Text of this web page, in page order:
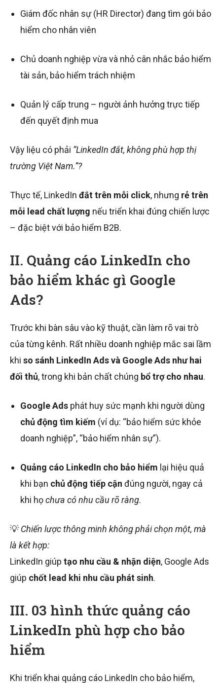
Giám đốc nhân sự (HR Director) đang tìm gói bảo
hiểm cho nhân viên
Chủ doanh nghiệp vừa và nhỏ cân nhắc bảo hiểm
tài sản, bảo hiểm trách nhiệm
Quản lý cấp trung – người ảnh hưởng trực tiếp
đến quyết định mua
Vậy liệu có phải “LinkedIn đắt, không phù hợp thị
trường Việt Nam.”?
Thực tế, LinkedIn đắt trên mỗi click, nhưng rẻ trên
mỗi lead chất lượng nếu triển khai đúng chiến lược
– đặc biệt với bảo hiểm B2B.
II. Quảng cáo LinkedIn cho
bảo hiểm khác gì Google
Ads?
Trước khi bàn sâu vào kỹ thuật, cần làm rõ vai trò
của từng kênh. Rất nhiều doanh nghiệp mắc sai lầm
khi so sánh LinkedIn Ads và Google Ads như hai
đối thủ, trong khi bản chất chúng bổ trợ cho nhau.
Google Ads phát huy sức mạnh khi người dùng
chủ động tìm kiếm (ví dụ: “bảo hiểm sức khỏe
doanh nghiệp”, “bảo hiểm nhân sự”).
Quảng cáo LinkedIn cho bảo hiểm lại hiệu quả
khi bạn chủ động tiếp cận đúng người, ngay cả
khi họchưa có nhu cầu rõ ràng.
💡 Chiến lược thông minh không phải chọn một, mà
là kết hợp:
LinkedIn giúp tạo nhu cầu & nhận diện, Google Ads
giúp chốt lead khi nhu cầu phát sinh.
III. 03 hình thức quảng cáo
LinkedIn phù hợp cho bảo
hiểm
Khi triển khai quảng cáo LinkedIn cho bảo hiểm,